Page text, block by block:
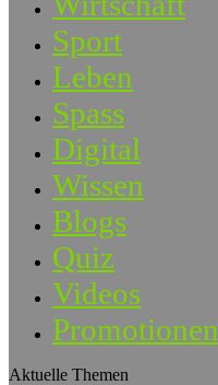
Sport
Leben
Spass
Digital
Wissen
Blogs
Quiz
Videos
Promotionen
Aktuelle Themen